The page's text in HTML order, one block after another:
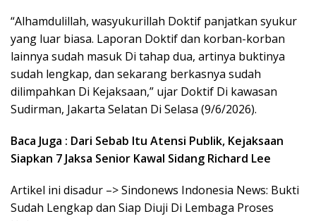
“Alhamdulillah, wasyukurillah Doktif panjatkan syukur
yang luar biasa. Laporan Doktif dan korban-korban
lainnya sudah masuk Di tahap dua, artinya buktinya
sudah lengkap, dan sekarang berkasnya sudah
dilimpahkan Di Kejaksaan,” ujar Doktif Di kawasan
Sudirman, Jakarta Selatan Di Selasa (9/6/2026).
Baca Juga : Dari Sebab Itu Atensi Publik, Kejaksaan
Siapkan 7 Jaksa Senior Kawal Sidang Richard Lee
Artikel ini disadur –> Sindonews Indonesia News: Bukti
Sudah Lengkap dan Siap Diuji Di Lembaga Proses